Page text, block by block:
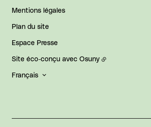
Mentions légales
Plan du site
Espace Presse
Site éco-conçu avec Osuny
Français